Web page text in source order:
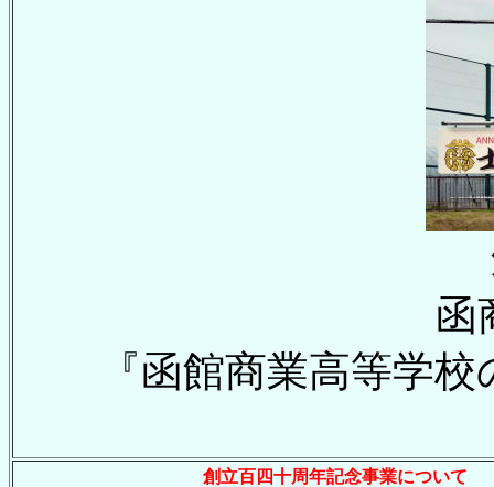
函
『函館商業高等学
創立百四十周年記念事業について